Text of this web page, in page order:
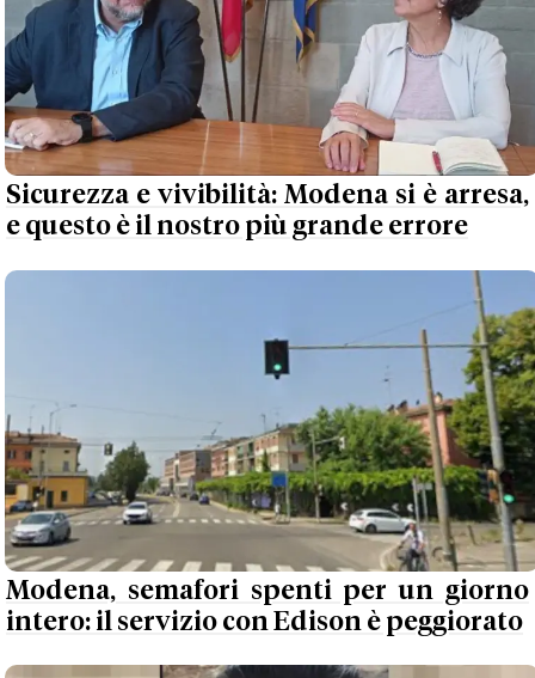
Sicurezza e vivibilità: Modena si è arresa,
e questo è il nostro più grande errore
Modena, semafori spenti per un giorno
intero: il servizio con Edison è peggiorato